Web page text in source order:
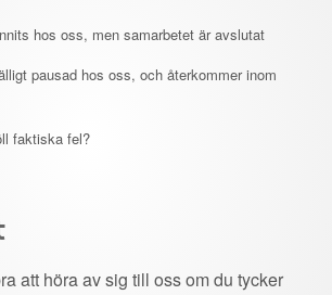
hos oss, men samarbetet är avslutat
pausad hos oss, och återkommer inom
faktiska fel?
att höra av sig till oss om du tycker